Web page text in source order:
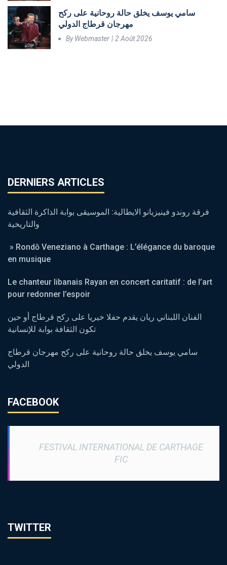
سامي يوسف يخلق حالة روحانية على ركح
مهرجان قرطاج الدولي
ByWebmaster 2 Août 2026
DERNIERS ARTICLES
فرقة روندو فينيزيانو الايطالية: الموسيقى بوابة الذاكرة الثقافية
والتاريخية
» Rondō Veneziano à Carthage : L’élégance du baroque
en musique
Le chanteur libanais Rayan en concert caritatif : de l’art
pour redonner l’espoir
الفنان اللبناني ريان يقدم حفلا خيريا على ركح قرطاج أو حين
تكون الثقافة بوابة للإنسانية
سامي يوسف يخلق حالة روحانية على ركح مهرجان قرطاج
الدولي
FACEBOOK
FESTIVAL INTERNATIONAL DE CARTHAGE
FIC
TWITTER